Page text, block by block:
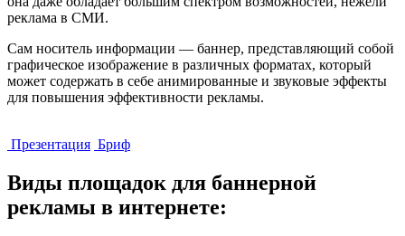
реклама в СМИ.
Сам носитель информации — баннер, представляющий собой
графическое изображение в различных форматах, который
может содержать в себе анимированные и звуковые эффекты
для повышения эффективности рекламы.
Презентация Бриф
Виды площадок для баннерной
рекламы в интернете: